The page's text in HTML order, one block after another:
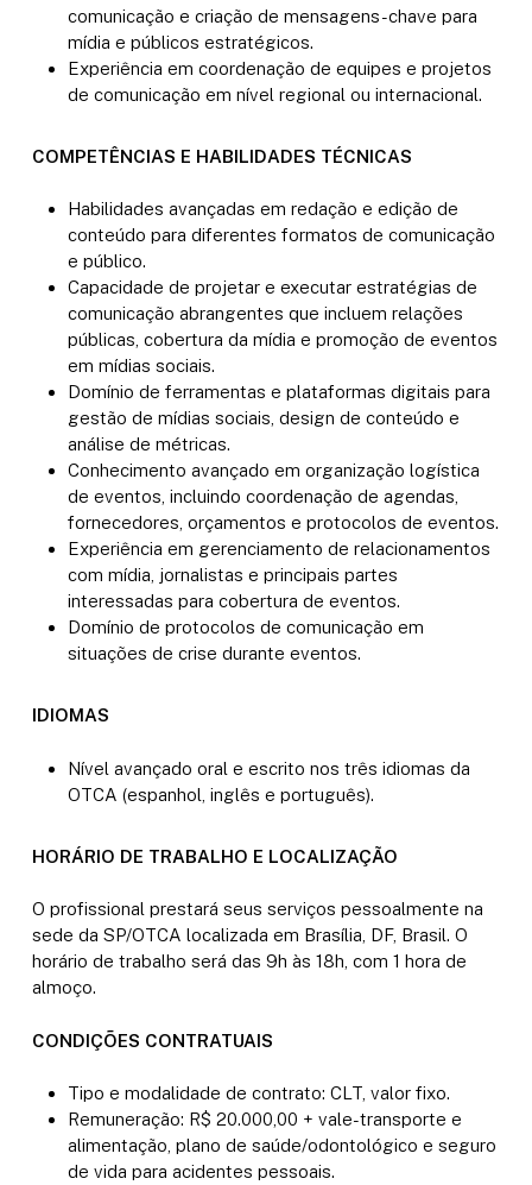
comunicação e criação de mensagens-chave para
mídia e públicos estratégicos.
Experiência em coordenação de equipes e projetos
de comunicação em nível regional ou internacional.
COMPETÊNCIAS E HABILIDADES TÉCNICAS
Habilidades avançadas em redação e edição de
conteúdo para diferentes formatos de comunicação
e público.
Capacidade de projetar e executar estratégias de
comunicação abrangentes que incluem relações
públicas, cobertura da mídia e promoção de eventos
em mídias sociais.
Domínio de ferramentas e plataformas digitais para
gestão de mídias sociais, design de conteúdo e
análise de métricas.
Conhecimento avançado em organização logística
de eventos, incluindo coordenação de agendas,
fornecedores, orçamentos e protocolos de eventos.
Experiência em gerenciamento de relacionamentos
com mídia, jornalistas e principais partes
interessadas para cobertura de eventos.
Domínio de protocolos de comunicação em
situações de crise durante eventos.
IDIOMAS
Nível avançado oral e escrito nos três idiomas da
OTCA (espanhol, inglês e português).
HORÁRIO DE TRABALHO E LOCALIZAÇÃO
O profissional prestará seus serviços pessoalmente na
sede da SP/OTCA localizada em Brasília, DF, Brasil. O
horário de trabalho será das 9h às 18h, com 1 hora de
almoço.
CONDIÇÕES CONTRATUAIS
Tipo e modalidade de contrato: CLT, valor fixo.
Remuneração: R$ 20.000,00 + vale-transporte e
alimentação, plano de saúde/odontológico e seguro
de vida para acidentes pessoais.